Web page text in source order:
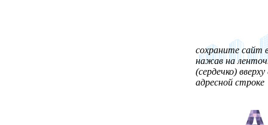
сохраните сайт
нажав на
(сердечко)
адресной строке